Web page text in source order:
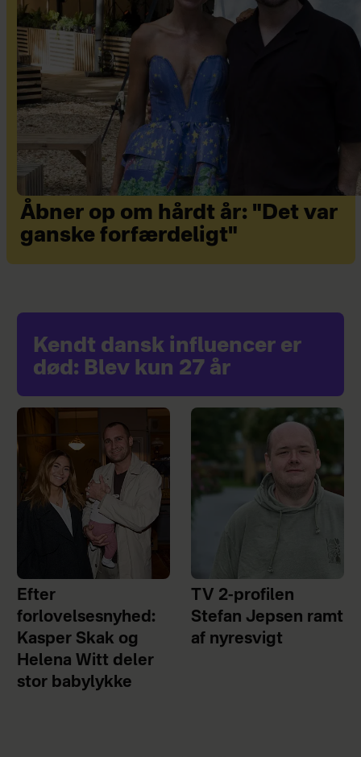
Åbner op om hårdt år: "Det var
ganske forfærdeligt"
Kendt dansk influencer er
død: Blev kun 27 år
Efter
forlovelsesnyhed:
Kasper Skak og
Helena Witt deler
stor babylykke
TV 2-profilen
Stefan Jepsen ramt
af nyresvigt